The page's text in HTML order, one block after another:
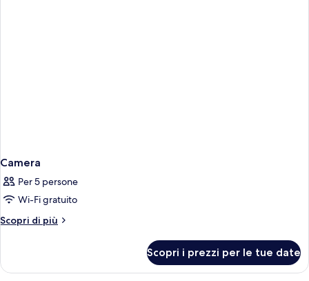
Camera
Per 5 persone
Wi-Fi gratuito
Scopri di più
Altri
Scopri i prezzi per le tue date